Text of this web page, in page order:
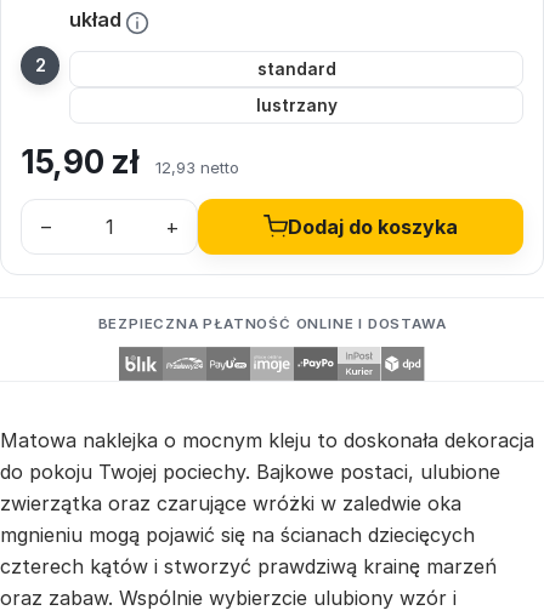
układ
standard
lustrzany
15,90 zł 12,93 netto
– + Dodaj do koszyka
BEZPIECZNA PŁATNOŚĆ ONLINE I DOSTAWA
Matowa naklejka o mocnym kleju to doskonała dekoracja
do pokoju Twojej pociechy. Bajkowe postaci, ulubione
zwierzątka oraz czarujące wróżki w zaledwie oka
mgnieniu mogą pojawić się na ścianach dziecięcych
czterech kątów i stworzyć prawdziwą krainę marzeń
oraz zabaw. Wspólnie wybierzcie ulubiony wzór i